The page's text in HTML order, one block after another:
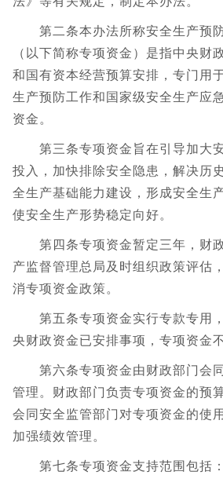
第二条本办法所称安全生产预
（以下简称专项资金）是指中央财
和国有资本经营预算安排，专门用
生产预防工作和国家级安全生产应
资金。
第三条专项资金旨在引导加大
投入，加快排除安全隐患，解决历
全生产基础能力建设，形成安全生
使安全生产形势稳定向好。
第四条专项资金暂定三年，财
产监督管理总局及时组织政策评估
消专项资金政策。
第五条专项资金实行专款专用
央财政资金已安排事项，专项资金
第六条专项资金由财政部门会
管理。财政部门负责专项资金的预
会同安全监管部门对专项资金的使
加强绩效管理。
第七条专项资金支持范围包括：